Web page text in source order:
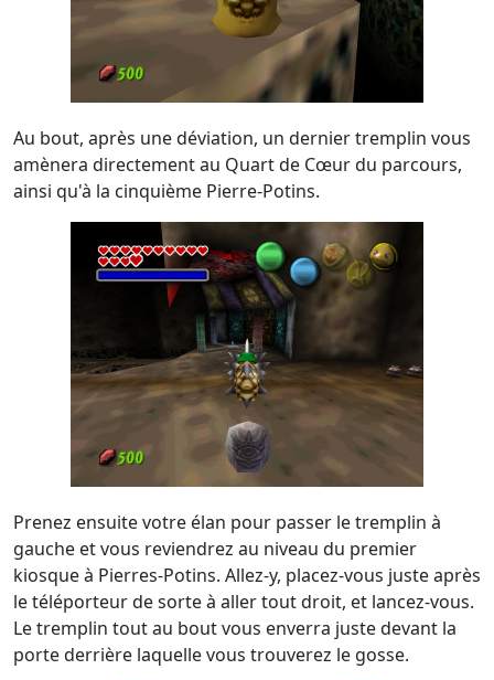
Au bout, après une déviation, un dernier tremplin vous
amènera directement au Quart de Cœur du parcours,
ainsi qu'à la cinquième Pierre-Potins.
Prenez ensuite votre élan pour passer le tremplin à
gauche et vous reviendrez au niveau du premier
kiosque à Pierres-Potins. Allez-y, placez-vous juste après
le téléporteur de sorte à aller tout droit, et lancez-vous.
Le tremplin tout au bout vous enverra juste devant la
porte derrière laquelle vous trouverez le gosse.